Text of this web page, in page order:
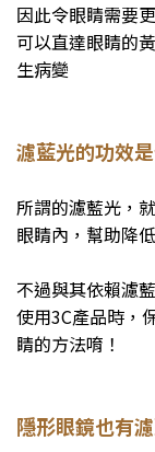
因此令眼睛需要
可以直達眼睛的
生病變
濾藍光的功效
所謂的濾藍光，
眼睛內，幫助降
不過與其依賴濾
使用3C產品時，
睛的方法唷！
隱形眼鏡也有